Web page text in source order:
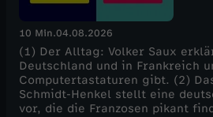
10 Min.04.08.2026
(1) Der Alltag: Volker Saux
Deutschland und in Frankreich
Computertastaturen gibt. (2)
Schmidt-Henkel stellt eine
vor, die die Franzosen pikant